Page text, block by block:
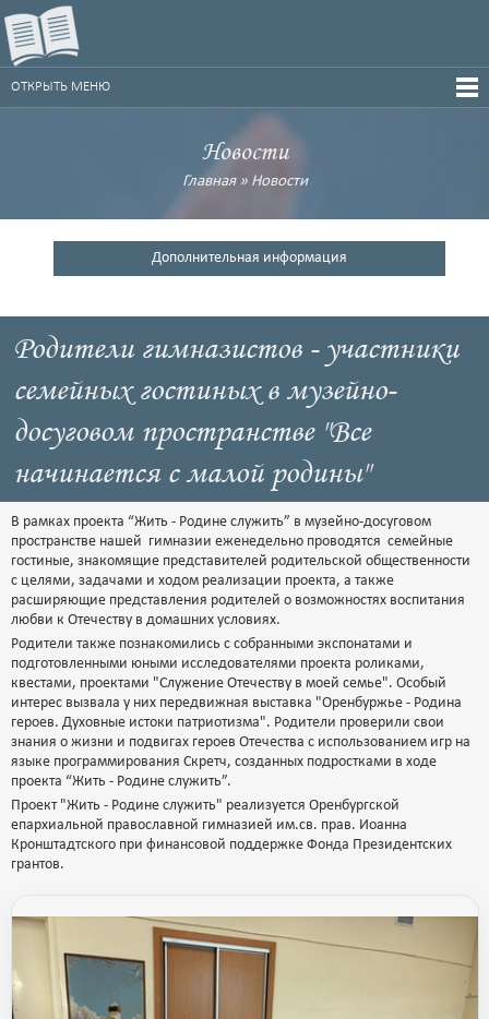
ОТКРЫТЬ МЕНЮ
Новости
Главная» Новости
Дополнительная информация
Родители гимназистов - участники
семейных гостиных в музейно-
досуговом пространстве "Все
начинается с малой родины"
В рамках проекта “Жить - Родине служить” в музейно-досуговом
пространстве нашей гимназии еженедельно проводятся семейные
гостиные, знакомящие представителей родительской общественности
с целями, задачами и ходом реализации проекта, а также
расширяющие представления родителей о возможностях воспитания
любви к Отечеству в домашних условиях.
Родители также познакомились с собранными экспонатами и
подготовленными юными исследователями проекта роликами,
квестами, проектами "Служение Отечеству в моей семье". Особый
интерес вызвала у них передвижная выставка "Оренбуржье - Родина
героев. Духовные истоки патриотизма". Родители проверили свои
знания о жизни и подвигах героев Отечества с использованием игр на
языке программирования Скретч, созданных подростками в ходе
проекта “Жить - Родине служить”.
Проект "Жить - Родине служить" реализуется Оренбургской
епархиальной православной гимназией им.св. прав. Иоанна
Кронштадтского при финансовой поддержке Фонда Президентских
грантов.